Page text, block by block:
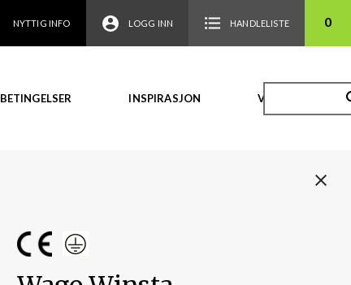
NYTTIG INFO LOGG INN HANDLELISTE 0
BETINGELSER INSPIRASJON VIDEO